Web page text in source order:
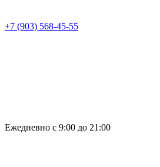
+7 (903) 568-45-55
Ежедневно с 9:00 до 21:00